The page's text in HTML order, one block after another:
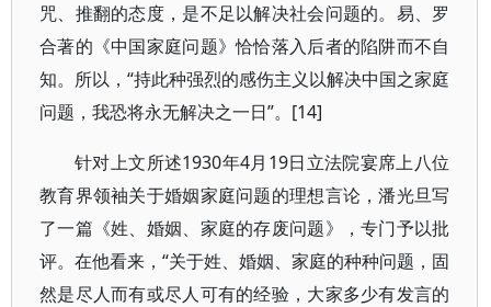
咒、推翻的态度，是不足以解决社会问题的。易、罗
合著的《中国家庭问题》恰恰落入后者的陷阱而不自
知。所以，“持此种强烈的感伤主义以解决中国之家庭
问题，我恐将永无解决之一日”。[14]
针对上文所述1930年4月19日立法院宴席上八位
教育界领袖关于婚姻家庭问题的理想言论，潘光旦写
了一篇《姓、婚姻、家庭的存废问题》，专门予以批
评。在他看来，“关于姓、婚姻、家庭的种种问题，固
然是尽人而有或尽人可有的经验，大家多少有发言的